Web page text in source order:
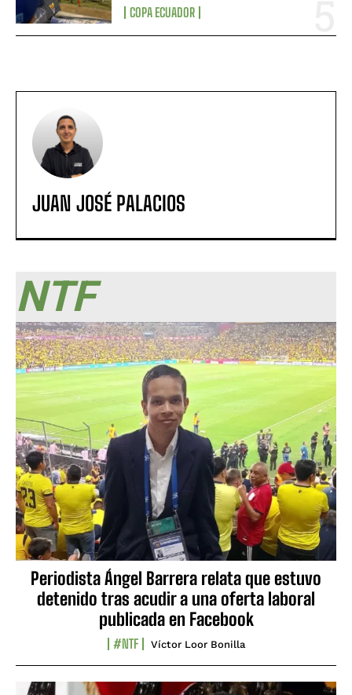
COPA ECUADOR
JUAN JOSÉ PALACIOS
NTF
Periodista Ángel Barrera relata que estuvo
detenido tras acudir a una oferta laboral
publicada en Facebook
#NTF Víctor Loor Bonilla